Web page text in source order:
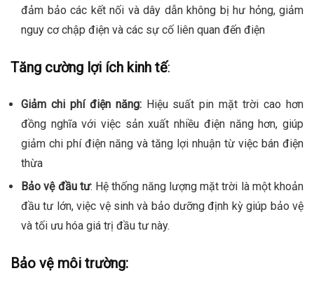
đảm bảo các kết nối và dây dẫn không bị hư hỏng, giảm
nguy cơ chập điện và các sự cố liên quan đến điện
Tăng cường lợi ích kinh tế:
Giảm chi phí điện năng:Hiệu suất pin mặt trời cao hơn
đồng nghĩa với việc sản xuất nhiều điện năng hơn, giúp
giảm chi phí điện năng và tăng lợi nhuận từ việc bán điện
thừa
Bảo vệ đầu tư: Hệ thống năng lượng mặt trời là một khoản
đầu tư lớn, việc vệ sinh và bảo dưỡng định kỳ giúp bảo vệ
và tối ưu hóa giá trị đầu tư này.
Bảo vệ môi trường: